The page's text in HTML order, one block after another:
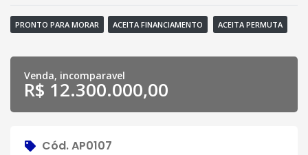
PRONTO PARA MORAR ACEITA FINANCIAMENTO ACEITA PERMUTA
Venda, incomparavel
R$ 12.300.000,00
Cód. AP0107